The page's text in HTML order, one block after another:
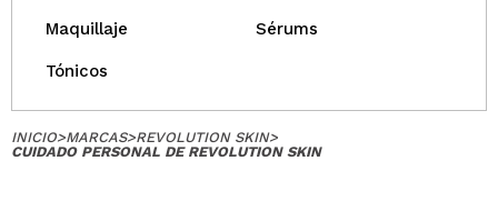
Maquillaje Sérums
Tónicos
INICIO>MARCAS>REVOLUTION SKIN>
CUIDADO PERSONAL DE REVOLUTION SKIN